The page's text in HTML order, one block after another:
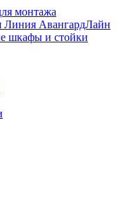
монтажа
Линия АвангардЛайн
шкафы и стойки